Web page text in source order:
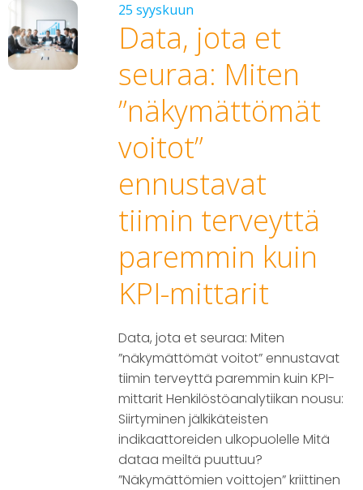
25 syyskuun
Data, jota et
seuraa: Miten
”näkymättömät
voitot”
ennustavat
tiimin terveyttä
paremmin kuin
KPI-mittarit
Data, jota et seuraa: Miten
”näkymättömät voitot” ennustavat
tiimin terveyttä paremmin kuin KPI-
mittarit Henkilöstöanalytiikan nousu:
Siirtyminen jälkikäteisten
indikaattoreiden ulkopuolelle Mitä
dataa meiltä puuttuu?
”Näkymättömien voittojen” kriittinen